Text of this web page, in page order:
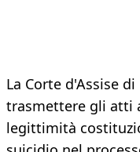
La Corte d'Assise
trasmettere gli atti
legittimità